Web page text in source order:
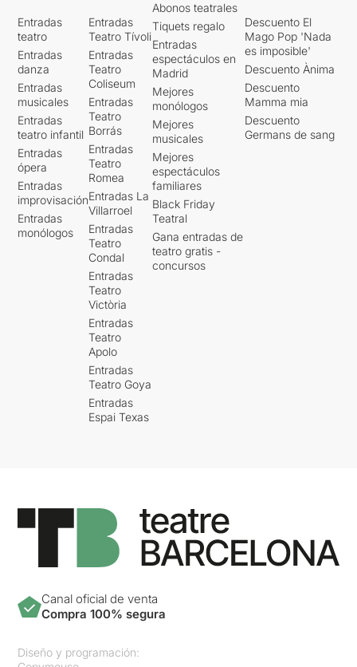
Entradas
teatro
Entradas
danza
Entradas
musicales
Entradas
teatro infantil
Entradas
ópera
Entradas
improvisación
Entradas
monólogos
Entradas
Teatro Tívoli
Entradas
Teatro
Coliseum
Entradas
Teatro
Borrás
Entradas
Teatro
Romea
Entradas La
Villarroel
Entradas
Teatro
Condal
Entradas
Teatro
Victòria
Entradas
Teatro
Apolo
Entradas
Teatro Goya
Entradas
Espai Texas
Abonos teatrales
Tiquets regalo
Entradas
espectáculos en
Madrid
Mejores
monólogos
Mejores
musicales
Mejores
espectáculos
familiares
Black Friday
Teatral
Gana entradas de
teatro gratis -
concursos
Descuento El
Mago Pop 'Nada
es imposible'
Descuento Ànima
Descuento
Mamma mia
Descuento
Germans de sang
Canal oficial de venta
Compra 100% segura
Diseño y programación: